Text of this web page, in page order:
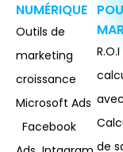
NUMÉRIQUE
Outils de
marketing
croissance
Microsoft Ads
Facebook
R.O.I
de